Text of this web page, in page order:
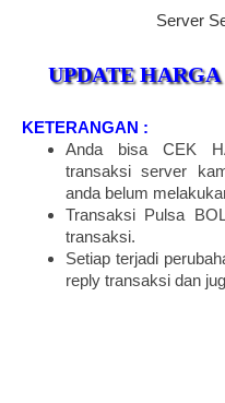
Server
UPDATE HARGA
KETERANGAN :
Anda bisa CEK
transaksi server
anda belum
Transaksi Pulsa
transaksi.
Setiap terjadi
reply transaksi dan